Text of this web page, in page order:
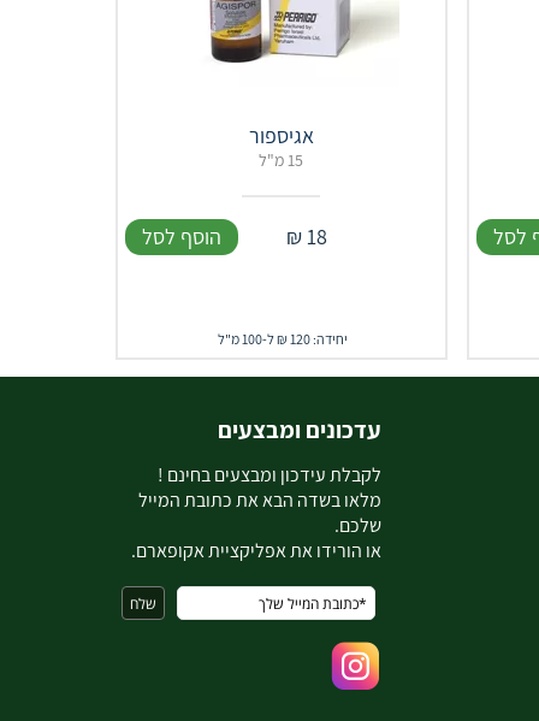
לסל
אגיספור
15 מ"ל
18
₪ הוסף לסל
יחידה: 120 ₪ ל-100 מ"ל
עדכונים ומבצעים
לקבלת עידכון ומבצעים בחינם !
מלאו בשדה הבא את כתובת המייל
שלכם.
או הורידו את אפליקציית אקופארם.